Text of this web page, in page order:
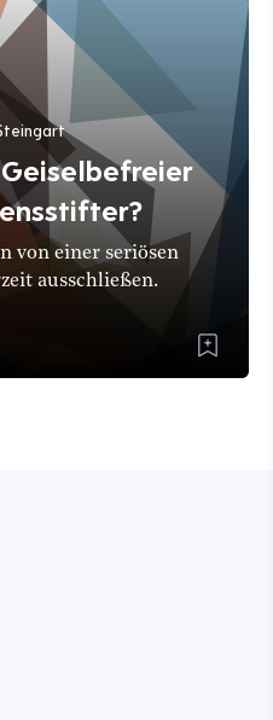
von einer seriösen
ausschließen.